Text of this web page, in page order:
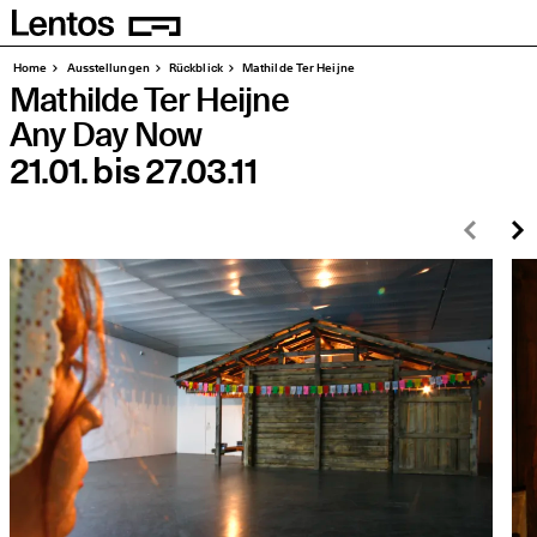
Homepage
Seiten
Home Aus­stel­lun­gen Rück­blick Mat­hil­de Ter Heijne
Mat­hil­de Ter Heijne
Any Day Now
21.01.bis27.03.11